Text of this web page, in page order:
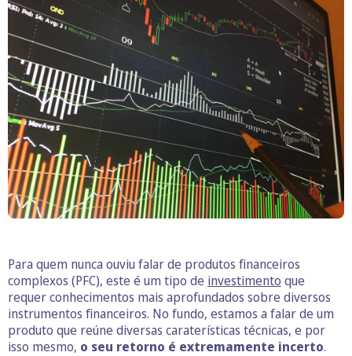
Para quem nunca ouviu falar de produtos financeiros
complexos (PFC), este é um tipo de investimento que
requer conhecimentos mais aprofundados sobre diversos
instrumentos financeiros. No fundo, estamos a falar de um
produto que reúne diversas caraterísticas técnicas, e por
isso mesmo, o seu retorno é extremamente incerto.